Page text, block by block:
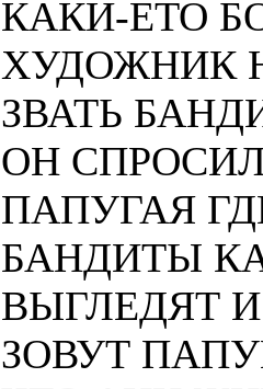
КАКИ-ЕТО
ХУДОЖНИК
ЗВАТЬ
ОН
ПАПУГАЯ
БАНДИТЫ
ВЫГЛЕДЯТ
ЗОВУТ